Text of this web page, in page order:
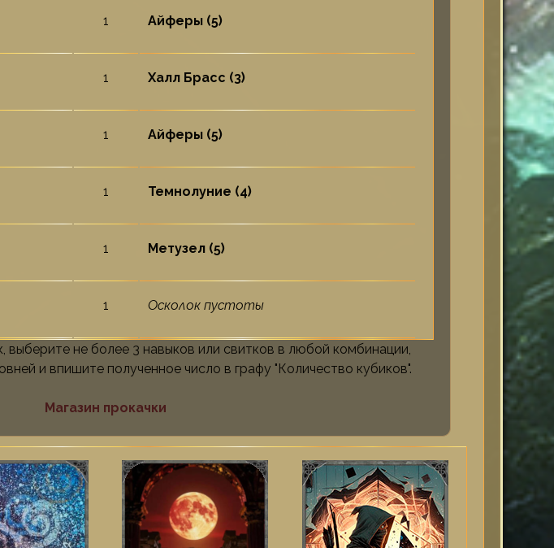
1 Айферы (5)
1 Халл Брасс (3)
1 Айферы (5)
1 Темнолуние (4)
1 Метузел (5)
1 Осколок пустоты
выберите не более 3 навыков или свитков в любой комбинации,
и впишите полученное число в графу "Количество кубиков".
Магазин прокачки